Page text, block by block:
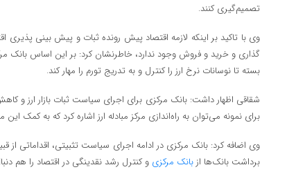
تصمیم‌گیری کنند.
وی با تاکید بر اینکه لازمه اقتصاد پیش رونده ثبات و پیش بینی
گذاری و خرید و فروش وجود ندارد، خاطرنشان کرد: بر این اساس بانک
بسته تا نوسانات نرخ ارز را کنترل و به تدریج تورم را مهار کند.
شقاقی اظهار داشت: بانک مرکزی برای اجرای سیاست ثبات بازار ارز و
برای نمونه می‌توان به راه‌اندازی مرکز مبادله ارز اشاره کرد که به کمک
وی اضافه کرد: بانک مرکزی در ادامه اجرای سیاست تثبیتی، اقداماتی از
برداشت بانک‌ها از بانک مرکزی و کنترل رشد نقدینگی در اقتصاد را هم